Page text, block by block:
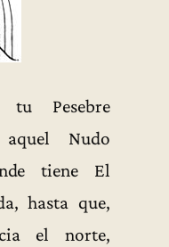
tu Pesebre
aquel Nudo
tiene El
hasta que,
el norte,